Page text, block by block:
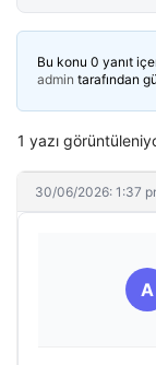
Bu konu 0 yanıt
admin tarafından
1 yazı
30/06/2026: 1:37
A